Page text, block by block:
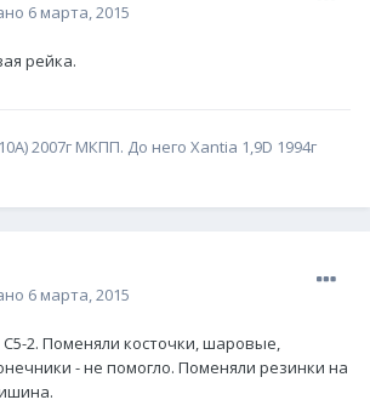
6 марта, 2015
рейка.
2007г МКПП. До него Xantia 1,9D 1994г
6 марта, 2015
2. Поменяли косточки, шаровые,
- не помогло. Поменяли резинки на